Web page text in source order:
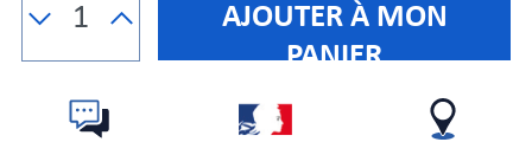
AJOUTER À MON
PANIER